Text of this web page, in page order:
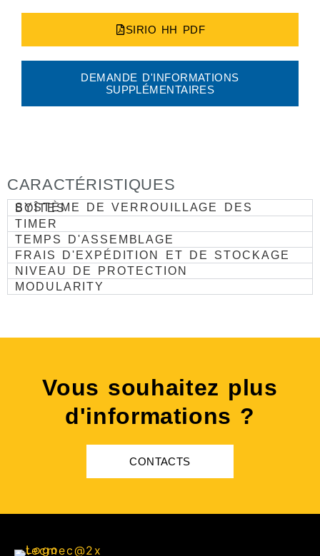
SIRIO HH PDF
DEMANDE D'INFORMATIONS
SUPPLÉMENTAIRES
CARACTÉRISTIQUES
SYSTÈME DE VERROUILLAGE DES BOÎTES
TIMER
TEMPS D'ASSEMBLAGE
FRAIS D'EXPÉDITION ET DE STOCKAGE
NIVEAU DE PROTECTION
MODULARITY
Vous souhaitez plus
d'informations ?
CONTACTS